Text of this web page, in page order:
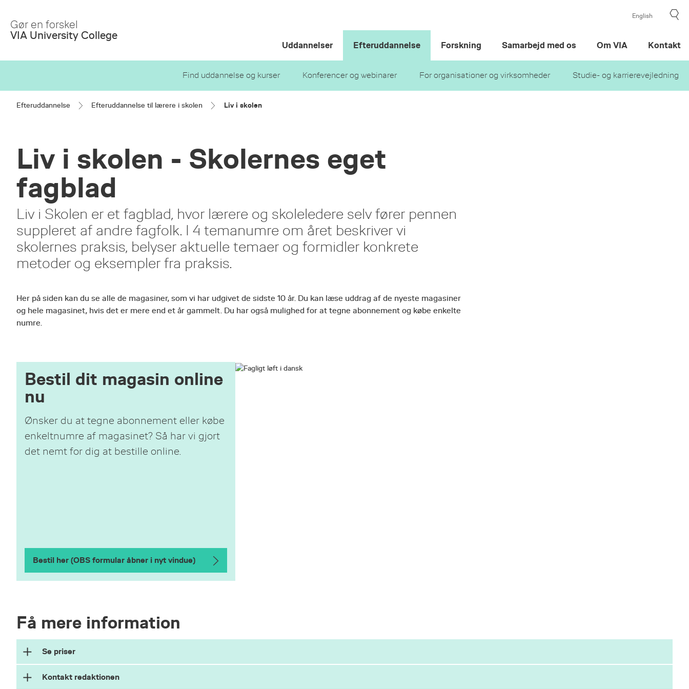
Main
Content
Gør en forskel
VIA University College
English
Uddannelser Efteruddannelse
Find uddannelse og kurser Konferencer og webinarer For organisationer og virksomheder Studie- og karrierevejledning
Forskning Samarbejd med os Om VIA Kontakt
Efteruddannelse Efteruddannelse til lærere i skolen Liv i skolen
Liv i skolen - Skolernes eget
fagblad
Liv i Skolen er et fagblad, hvor lærere og skoleledere selv fører pennen
suppleret af andre fagfolk. I 4 temanumre om året beskriver vi
skolernes praksis, belyser aktuelle temaer og formidler konkrete
metoder og eksempler fra praksis.
Her på siden kan du se alle de magasiner, som vi har udgivet de sidste 10 år. Du kan læse uddrag af de nyeste magasiner
og hele magasinet, hvis det er mere end et år gammelt. Du har også mulighed for at tegne abonnement og købe enkelte
numre.
Bestil dit magasin online
nu
Ønsker du at tegne abonnement eller købe
enkeltnumre af magasinet? Så har vi gjort
det nemt for dig at bestille online.
Bestil her (OBS formular åbner i nyt vindue)
Få mere information
Se priser
Abonnement og priser
Kontakt redaktionen